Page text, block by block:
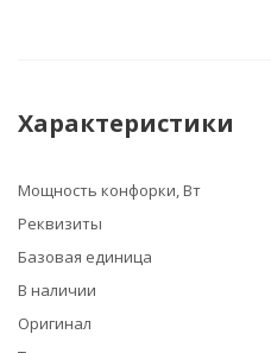
Характеристики
Мощность конфорки, Вт
Реквизиты
Базовая единица
В наличии
Оригинал